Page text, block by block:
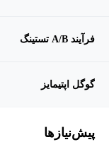
فرآیند A/B تستینگ
گوگل اپتیمایز
پیش‌نیاز‌ها